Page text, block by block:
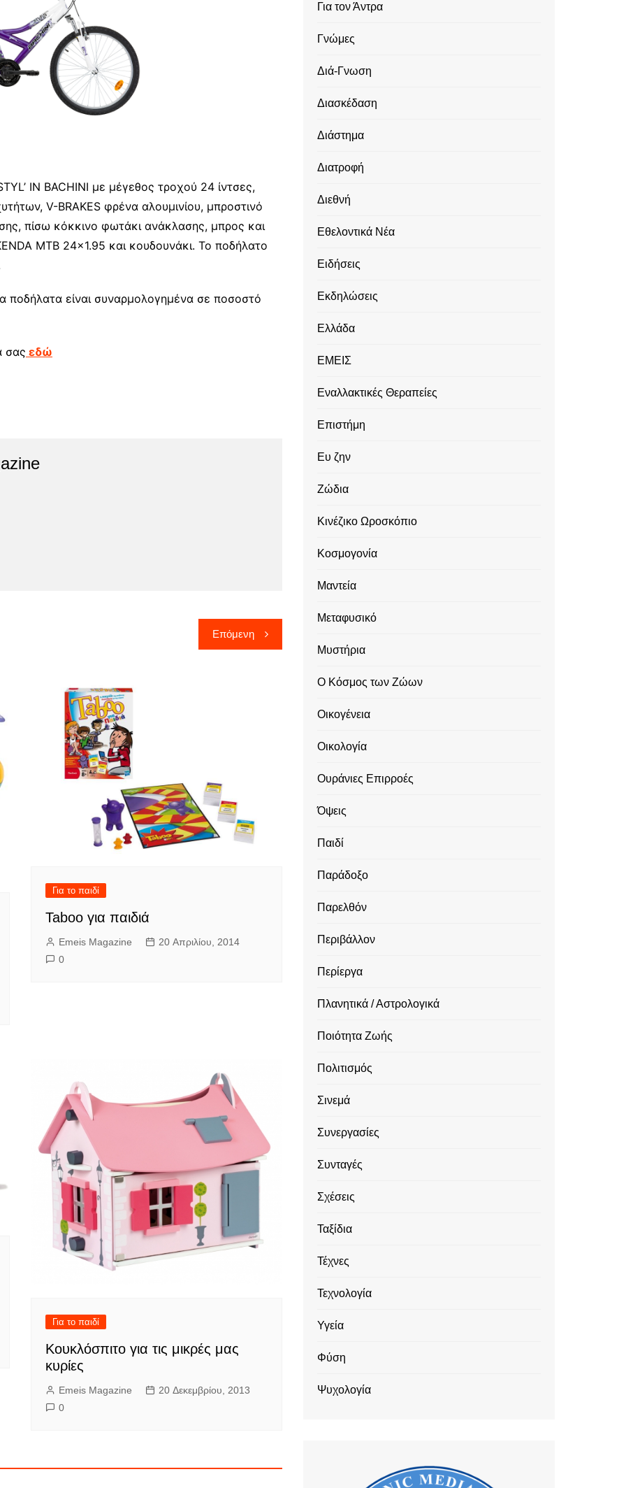
IN BACHINI με μέγεθος τροχού 24 ίντσες,
V-BRAKES φρένα αλουμινίου, μπροστινό
πίσω κόκκινο φωτάκι ανάκλασης, μπρος και
MTB 24×1.95 και κουδουνάκι. Το ποδήλατο
είναι συναρμολογημένα σε ποσοστό
σας εδώ
Επόμενη
Για το παιδί
Taboo για παιδιά
Emeis Magazine
20 Απριλίου, 2014
0
Για το παιδί
Κουκλόσπιτο για τις μικρές μας
κυρίες
Emeis Magazine
20 Δεκεμβρίου, 2013
0
Για τον Άντρα
Γνώμες
Διά-Γνωση
Διασκέδαση
Διάστημα
Διατροφή
Διεθνή
Εθελοντικά Νέα
Ειδήσεις
Εκδηλώσεις
Ελλάδα
ΕΜΕΙΣ
Εναλλακτικές Θεραπείες
Επιστήμη
Ευ ζην
Ζώδια
Κινέζικο Ωροσκόπιο
Κοσμογονία
Μαντεία
Μεταφυσικό
Μυστήρια
Ο Κόσμος των Ζώων
Οικογένεια
Οικολογία
Ουράνιες Επιρροές
Όψεις
Παιδί
Παράδοξο
Παρελθόν
Περιβάλλον
Περίεργα
Πλανητικά / Αστρολογικά
Ποιότητα Ζωής
Πολιτισμός
Σινεμά
Συνεργασίες
Συνταγές
Σχέσεις
Ταξίδια
Τέχνες
Τεχνολογία
Υγεία
Φύση
Ψυχολογία